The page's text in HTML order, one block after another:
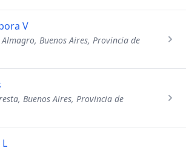
V
Buenos Aires, Provincia de
Buenos Aires, Provincia de